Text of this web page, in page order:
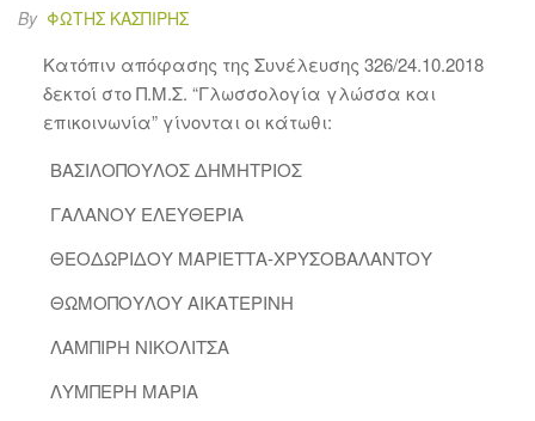
By ΦΏΤΗΣ ΚΑΣΠΊΡΗΣ
Κατόπιν απόφασης της Συνέλευσης 326/24.10.2018
δεκτοί στο Π.Μ.Σ. “Γλωσσολογία γλώσσα και
επικοινωνία” γίνονται οι κάτωθι:
ΒΑΣΙΛΟΠΟΥΛΟΣ ΔΗΜΗΤΡΙΟΣ
ΓΑΛΑΝΟΥ ΕΛΕΥΘΕΡΙΑ
ΘΕΟΔΩΡΙΔΟΥ ΜΑΡΙΕΤΤΑ-ΧΡΥΣΟΒΑΛΑΝΤΟΥ
ΘΩΜΟΠΟΥΛΟΥ ΑΙΚΑΤΕΡΙΝΗ
ΛΑΜΠΙΡΗ ΝΙΚΟΛΙΤΣΑ
ΛΥΜΠΕΡΗ ΜΑΡΙΑ